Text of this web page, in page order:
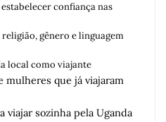
confiança nas
gênero e linguagem
local como viajante
mulheres que já viajaram
viajar sozinha pela Uganda